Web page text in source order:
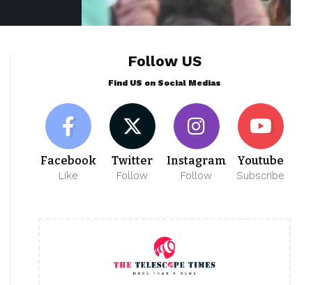
Follow US
Find US on Social Medias
Facebook
Like
Twitter
Follow
Instagram
Follow
Youtube
Subscribe